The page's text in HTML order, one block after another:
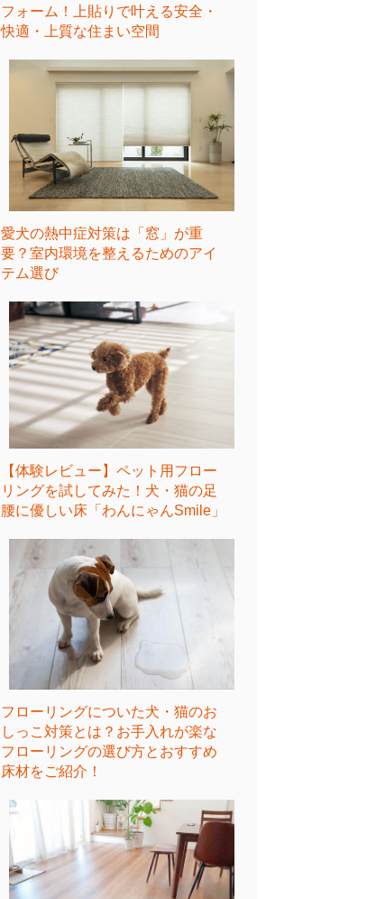
フォーム！上貼りで叶える安全・
快適・上質な住まい空間
愛犬の熱中症対策は「窓」が重
要？室内環境を整えるためのアイ
テム選び
【体験レビュー】ペット用フロー
リングを試してみた！犬・猫の足
腰に優しい床「わんにゃんSmile」
フローリングについた犬・猫のお
しっこ対策とは？お手入れが楽な
フローリングの選び方とおすすめ
床材をご紹介！